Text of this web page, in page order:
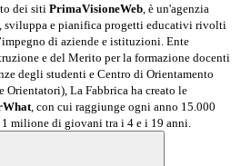
dei siti PrimaVisioneWeb , è un'agenzia
sviluppa e pianifica progetti educativi rivolti
di aziende e istituzioni. Ente
e del Merito per la formazione docenti
degli studenti e Centro di Orientamento
Orientatori), La Fabbrica ha creato le
, con cui raggiunge ogni anno 15.000
milione di giovani tra i 4 e i 19 anni.